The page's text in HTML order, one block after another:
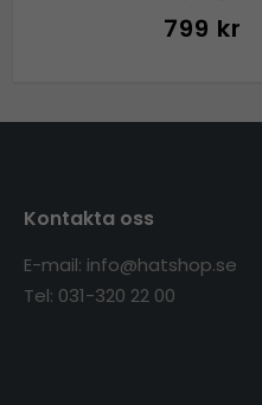
799 kr
Kontakta oss
E-mail: info@hatshop.se
Tel: 031-320 22 00